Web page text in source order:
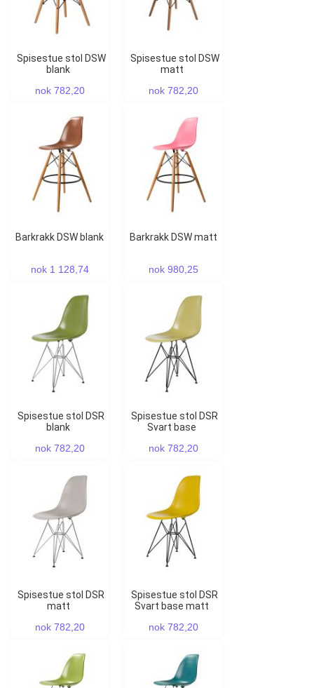
Spisestue stol DSW
blank
nok 782,20
Spisestue stol DSW
matt
nok 782,20
Barkrakk DSW blank
nok 1 128,74
Barkrakk DSW matt
nok 980,25
Spisestue stol DSR
blank
nok 782,20
Spisestue stol DSR
Svart base
nok 782,20
Spisestue stol DSR
matt
nok 782,20
Spisestue stol DSR
Svart base matt
nok 782,20